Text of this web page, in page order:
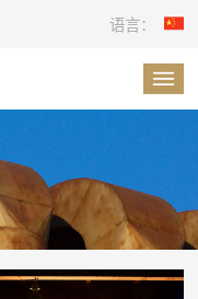
语言：